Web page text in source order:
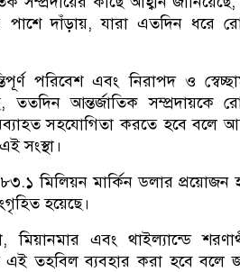
দাঁড়ায়, যারা এতদিন ধরে
পরিবেশ এবং নিরাপদ ও
ততদিন আন্তর্জাতিক সম্প্রদায়কে
অব্যাহত সহযোগিতা করতে হবে বলে
সংস্থা।
মিলিয়ন মার্কিন ডলার প্রয়োজন
হয়েছে।
মিয়ানমার এবং থাইল্যান্ডে
এই তহবিল ব্যবহার করা হবে বলে